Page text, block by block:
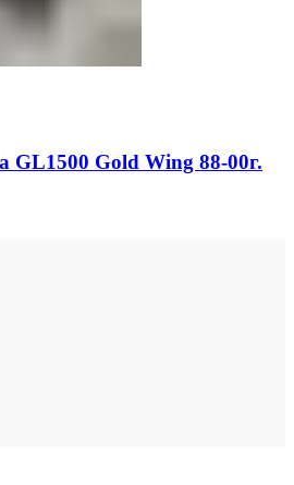
GL1500 Gold Wing 88-00г.